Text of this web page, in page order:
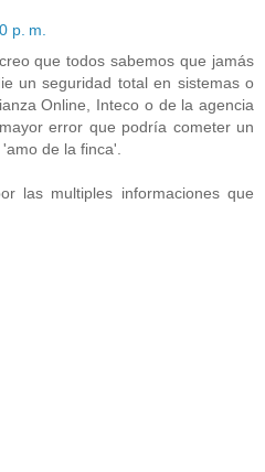
p. m.
que todos sabemos que jamás
un seguridad total en sistemas o
Online, Inteco o de la agencia
error que podría cometer un
de la finca'.
las multiples informaciones que